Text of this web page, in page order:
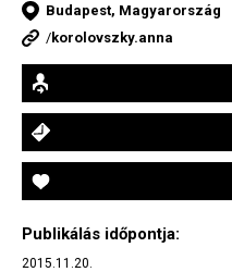
Budapest, Magyarország
/korolovszky.anna
Publikálás időpontja:
2015.11.20.